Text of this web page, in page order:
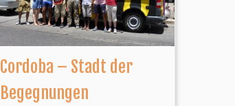
Cordoba – Stadt der
Begegnungen